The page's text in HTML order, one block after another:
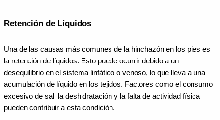
Retención de Líquidos
Una de las causas más comunes de la hinchazón en los pies es
la retención de líquidos. Esto puede ocurrir debido a un
desequilibrio en el sistema linfático o venoso, lo que lleva a una
acumulación de líquido en los tejidos. Factores como el consumo
excesivo de sal, la deshidratación y la falta de actividad física
pueden contribuir a esta condición.